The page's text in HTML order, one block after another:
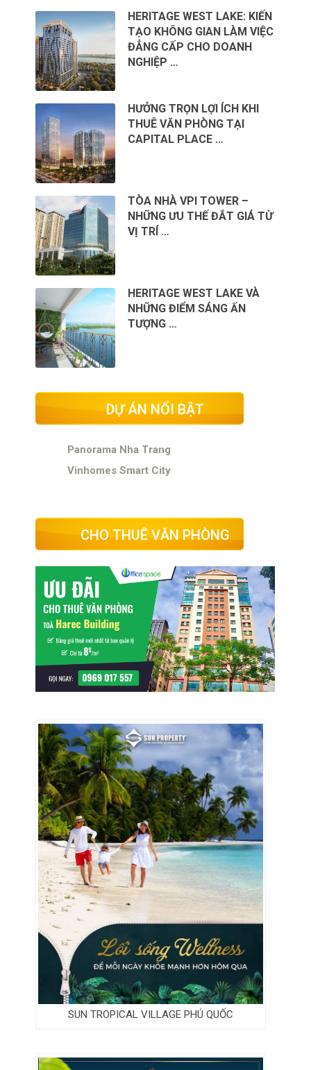
HERITAGE WEST LAKE: KIẾN
TẠO KHÔNG GIAN LÀM VIỆC
ĐẲNG CẤP CHO DOANH
NGHIỆP …
HƯỞNG TRỌN LỢI ÍCH KHI
THUÊ VĂN PHÒNG TẠI
CAPITAL PLACE …
TÒA NHÀ VPI TOWER –
NHỮNG ƯU THẾ ĐẮT GIÁ TỪ
VỊ TRÍ …
HERITAGE WEST LAKE VÀ
NHỮNG ĐIỂM SÁNG ẤN
TƯỢNG …
DỰ ÁN NỔI BẬT
Panorama Nha Trang
Vinhomes Smart City
CHO THUÊ VĂN PHÒNG
SUN TROPICAL VILLAGE PHÚ QUỐC